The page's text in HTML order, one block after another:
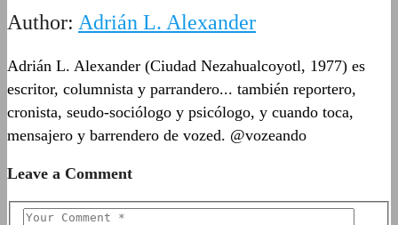
Author: Adrián L. Alexander
Adrián L. Alexander (Ciudad Nezahualcoyotl, 1977) es
escritor, columnista y parrandero... también reportero,
cronista, seudo-sociólogo y psicólogo, y cuando toca,
mensajero y barrendero de vozed. @vozeando
Leave a Comment